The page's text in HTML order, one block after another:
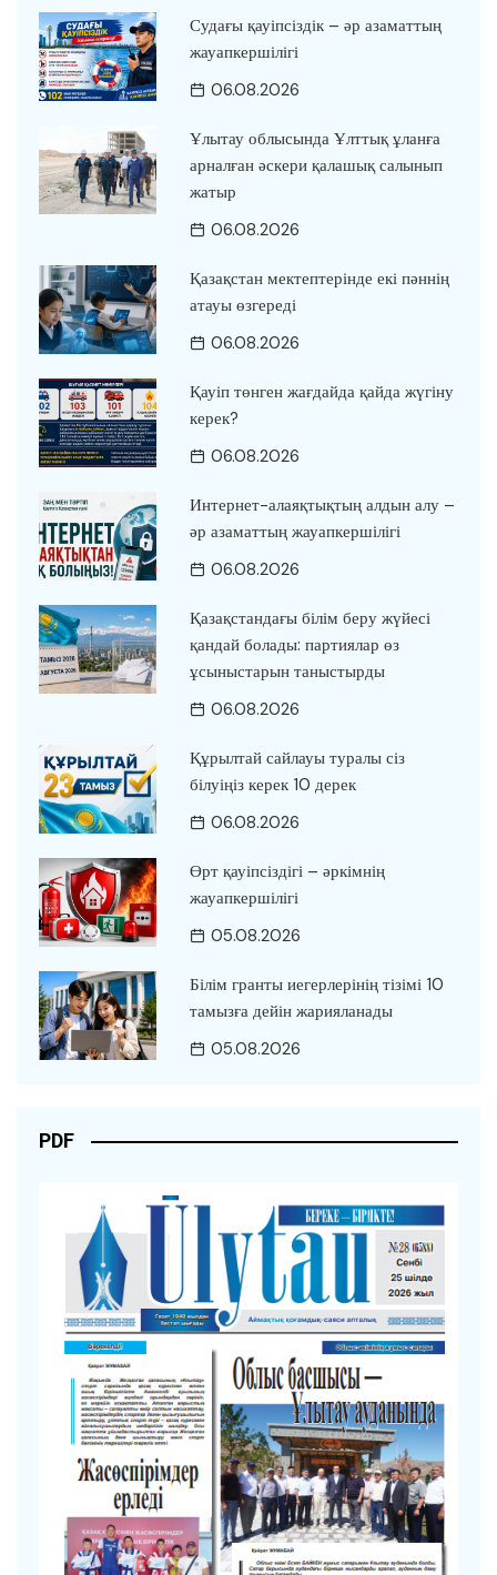
Судағы қауіпсіздік – әр азаматтың
жауапкершілігі
06.08.2026
Ұлытау облысында Ұлттық ұланға
арналған әскери қалашық салынып
жатыр
06.08.2026
Қазақстан мектептерінде екі пәннің
атауы өзгереді
06.08.2026
Қауіп төнген жағдайда қайда жүгіну
керек?
06.08.2026
Интернет-алаяқтықтың алдын алу –
әр азаматтың жауапкершілігі
06.08.2026
Қазақстандағы білім беру жүйесі
қандай болады: партиялар өз
ұсыныстарын таныстырды
06.08.2026
Құрылтай сайлауы туралы сіз
білуіңіз керек 10 дерек
06.08.2026
Өрт қауіпсіздігі – әркімнің
жауапкершілігі
05.08.2026
Білім гранты иегерлерінің тізімі 10
тамызға дейін жарияланады
05.08.2026
PDF